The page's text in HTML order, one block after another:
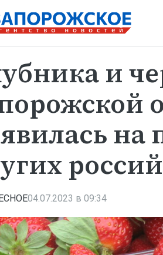
и
на
04.07.2023 в 09:34